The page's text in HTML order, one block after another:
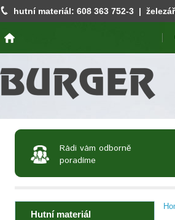
hutní materiál: 608 363 752-3 |
Rádi vám odborně
poradíme
Hutní materiál